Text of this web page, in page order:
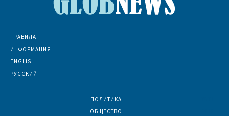
ПРАВИЛА
ИНФОРМАЦИЯ
ENGLISH
РУССКИЙ
ПОЛИТИКА
ОБЩЕСТВО